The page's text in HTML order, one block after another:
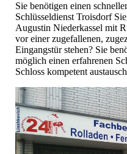
Sie benötigen einen
Schlüsseldienst Troisdorf
Augustin Niederkassel mit
vor einer zugefallenen,
Eingangstür stehen? Sie
möglich einen erfahrenen
Schloss kompetent